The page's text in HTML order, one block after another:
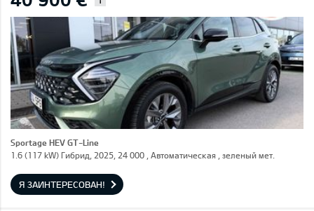
Sportage HEV GT-Line
1.6 (117 kW) Гибрид, 2025, 24 000 , Автоматическая , зеленый мет.
Я ЗАИНТЕРЕСОВАН!